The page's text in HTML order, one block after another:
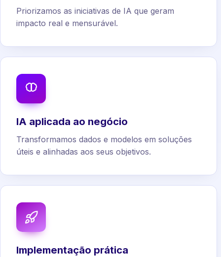
Priorizamos as iniciativas de IA que geram
impacto real e mensurável.
IA aplicada ao negócio
Transformamos dados e modelos em soluções
úteis e alinhadas aos seus objetivos.
Implementação prática